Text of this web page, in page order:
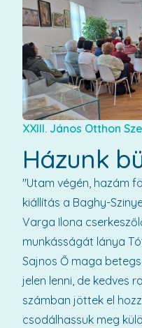
XXIII. János Otthon
Házunk
"Utam végén, hazám
kiállítás a Baghy-
Varga Ilona
munkásságát lánya
Sajnos Ő maga
jelen lenni, de kedves
számban jöttek el
csodálhassuk meg